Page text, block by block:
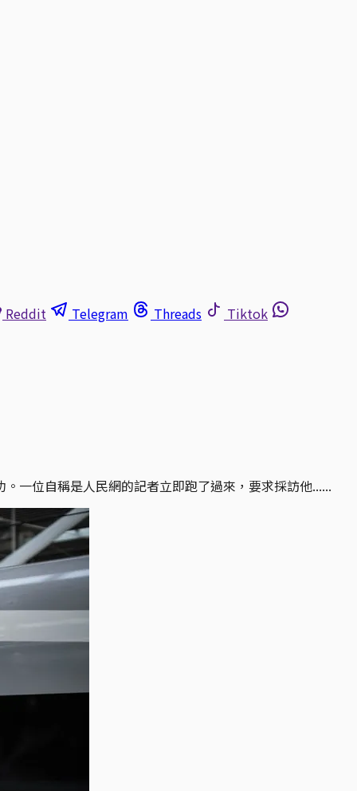
Reddit Telegram Threads Tiktok
一位自稱是人民網的記者立即跑了過來，要求採訪他......